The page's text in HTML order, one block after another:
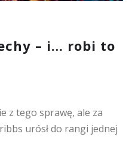
– i… robi to
z tego sprawę, ale za
urósł do rangi jednej